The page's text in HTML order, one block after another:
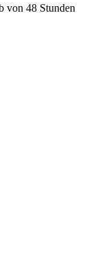
von 48 Stunden